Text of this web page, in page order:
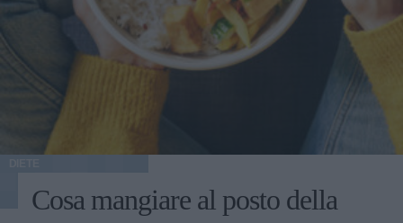
Cosa mangiare al posto della